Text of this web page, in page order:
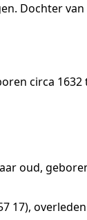
. Dochter van
circa 1632
oud,
17),